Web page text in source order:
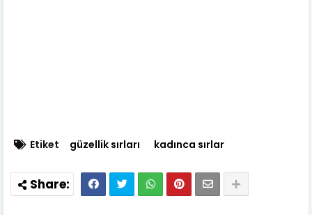
Etiket güzellik sırları kadınca sırlar